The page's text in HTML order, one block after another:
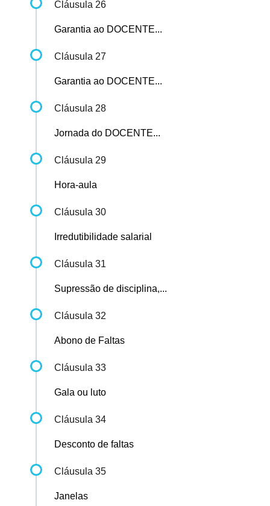
Cláusula 26
Garantia ao DOCENTE...
Cláusula 27
Garantia ao DOCENTE...
Cláusula 28
Jornada do DOCENTE...
Cláusula 29
Hora-aula
Cláusula 30
Irredutibilidade salarial
Cláusula 31
Supressão de disciplina,...
Cláusula 32
Abono de Faltas
Cláusula 33
Gala ou luto
Cláusula 34
Desconto de faltas
Cláusula 35
Janelas